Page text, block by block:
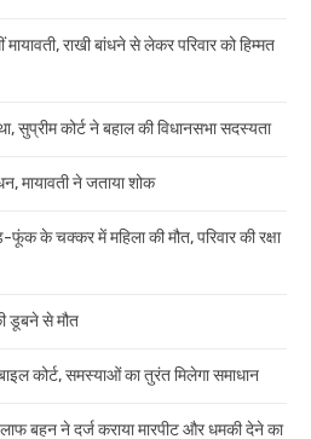
राखी बांधने से लेकर परिवार को हिम्मत
सुप्रीम कोर्ट ने बहाल की विधानसभा सदस्यता
मायावती ने जताया शोक
के चक्कर में महिला की मौत, परिवार की रक्षा
डूबने से मौत
कोर्ट, समस्याओं का तुरंत मिलेगा समाधान
बहन ने दर्ज कराया मारपीट और धमकी देने का